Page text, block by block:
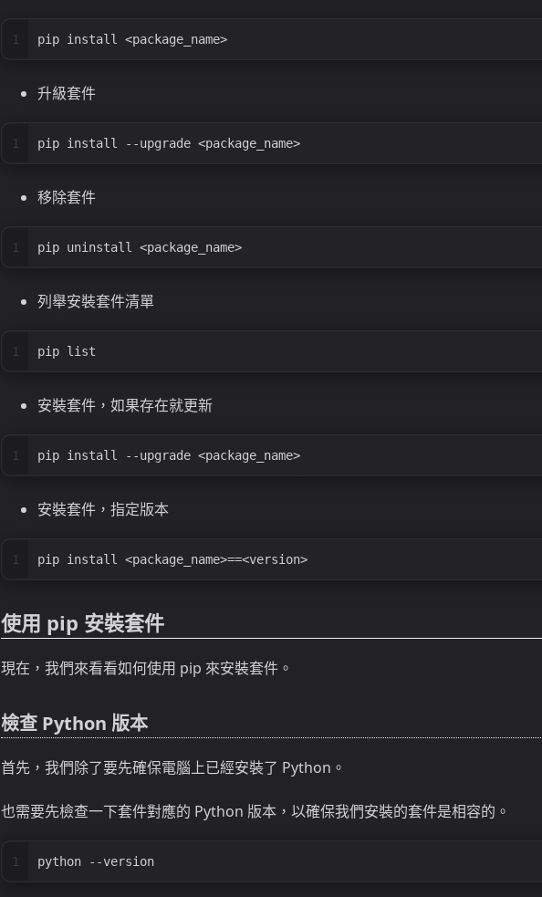
1 pip install <package_name>
升級套件
1 pip install --upgrade <package_name>
移除套件
1 pip uninstall <package_name>
列舉安裝套件清單
1 pip list
安裝套件，如果存在就更新
1 pip install --upgrade <package_name>
安裝套件，指定版本
1 pip install <package_name>==<version>
使用 pip 安裝套件
現在，我們來看看如何使用 pip 來安裝套件。
檢查 Python 版本
首先，我們除了要先確保電腦上已經安裝了 Python。
也需要先檢查一下套件對應的 Python 版本，以確保我們安裝的套件是相容的。
1 python --version